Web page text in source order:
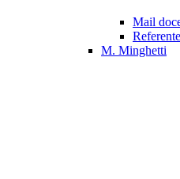
Mail
Referente
M. Minghetti